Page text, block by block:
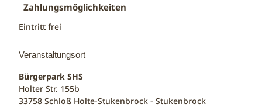
Zahlungsmöglichkeiten
Eintritt frei
Veranstaltungsort
Bürgerpark SHS
Holter Str. 155b
33758 Schloß Holte-Stukenbrock - Stukenbrock